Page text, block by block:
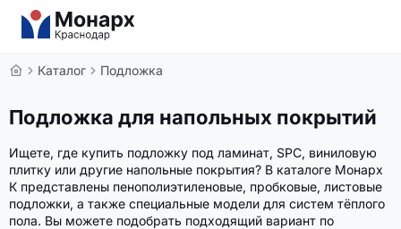
Каталог Подложка
Подложка для напольных покрытий
Ищете, где купить подложку под ламинат, SPC, виниловую
плитку или другие напольные покрытия? В каталоге Монарх
К представлены пенополиэтиленовые, пробковые, листовые
подложки, а также специальные модели для систем тёплого
пола. Вы можете подобрать подходящий вариант по